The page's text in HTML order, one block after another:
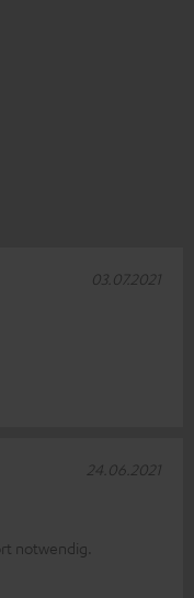
03.07.2021
notwendig.
24.06.2021